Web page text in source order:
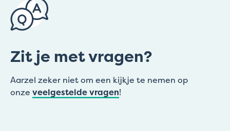
Zit je met vragen?
Aarzel zeker niet om een kijkje te nemen op
onze veelgestelde vragen!